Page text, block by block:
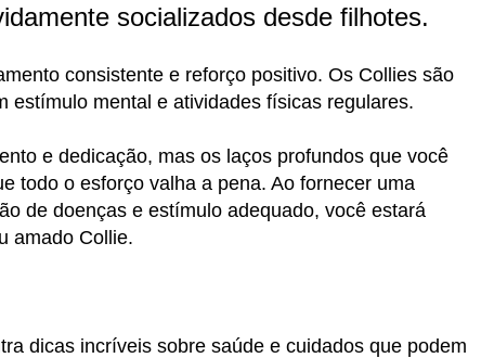
socializados desde filhotes.
consistente e reforço positivo. Os Collies são
estímulo mental e atividades físicas regulares.
e dedicação, mas os laços profundos que você
todo o esforço valha a pena. Ao fornecer uma
de doenças e estímulo adequado, você estará
amado Collie.
dicas incríveis sobre saúde e cuidados que podem